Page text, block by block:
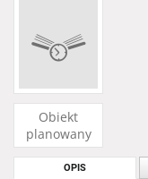
Obiekt
planowany
OPIS